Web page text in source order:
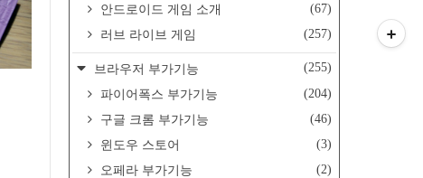
안드로이드 게임 소개
(67)
러브 라이브 게임
(257)
브라우저 부가기능
(255)
파이어폭스 부가기능
(204)
구글 크롬 부가기능
(46)
윈도우 스토어
(3)
오페라 부가기능
(2)